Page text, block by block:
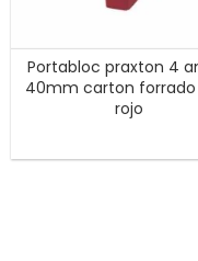
Portabloc praxton 4
40mm carton
rojo